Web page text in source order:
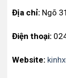
Địa chỉ: Ngõ
Điện thoại:
Website: